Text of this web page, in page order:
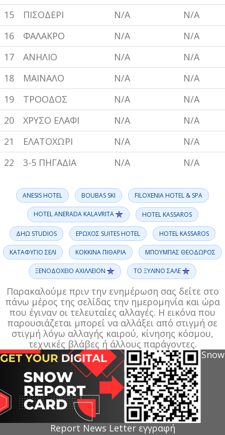
15
ΠΙΣΟΔΕΡΙ N/A
N/A
16
ΦΑΛΑΚΡΟ N/A
N/A
17
ΑΝΗΛΙΟ N/A
N/A
18
ΜΑΙΝΑΛΟ N/A
N/A
19
ΤΡΟΟΔΟΣ N/A
N/A
20
ΧΡΥΣΟ ΕΛΑΦΙ N/A
N/A
21
ΕΛΑΤΟΧΩΡΙ N/A
N/A
22
3-5 ΠΗΓΑΔΙΑ N/A N/A
ANESIS HOTEL BOUBAS SKI FILOXENIA HOTEL & SPA
HOTEL ANERADA KALAVRITA HOTEL KASSAROS
ΔΗΩ STUDIOS ΕΡΩΧΟΣ SUITES HOTEL ΗOTEL KASSAROS
ΚΑΤΑΦΥΓΙΟ ΣΕΛΙ ΚΟΚΚΙΝΑ ΠΙΘΑΡΙΑ ΜΠΟΥΜΠΑΣ ΘΕΟΔΩΡΟΣ
ΞΕΝΟΔΟΧΕΙΟ ΑΧΙΛΛΕΙΟΝ ΤΟ ΞΥΛΙΝΟ ΣΑΛΕ
Παρακαλούμε πριν την ενημέρωση σας δείτε στο
πάνω μέρος της σελίδας την ημερομηνία και ώρα
που έγιναν οι τελευταίες αλλαγές. Η εικόνα που
παρουσιάζεται μπορεί να αλλάξει από στιγμή σε
στιγμή λόγω αλλαγής καιρού, κίνησης κόσμου,
τεχνικές βλάβες ή άλλους παράγοντες.
Snow
Report News Letter εγγραφή